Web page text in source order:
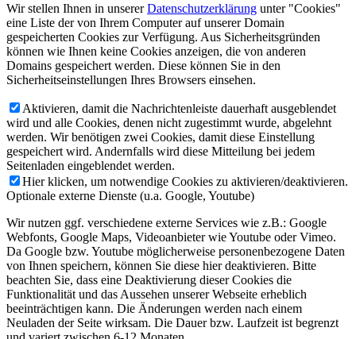
Wir stellen Ihnen in unsererDatenschutzerklärung unter "Cookies"
eine Liste der von Ihrem Computer auf unserer Domain
gespeicherten Cookies zur Verfügung. Aus Sicherheitsgründen
können wie Ihnen keine Cookies anzeigen, die von anderen
Domains gespeichert werden. Diese können Sie in den
Sicherheitseinstellungen Ihres Browsers einsehen.
Aktivieren, damit die Nachrichtenleiste dauerhaft ausgeblendet
wird und alle Cookies, denen nicht zugestimmt wurde, abgelehnt
werden. Wir benötigen zwei Cookies, damit diese Einstellung
gespeichert wird. Andernfalls wird diese Mitteilung bei jedem
Seitenladen eingeblendet werden.
Hier klicken, um notwendige Cookies zu aktivieren/deaktivieren.
Optionale externe Dienste (u.a. Google, Youtube)
Wir nutzen ggf. verschiedene externe Services wie z.B.: Google
Webfonts, Google Maps, Videoanbieter wie Youtube oder Vimeo.
Da Google bzw. Youtube möglicherweise personenbezogene Daten
von Ihnen speichern, können Sie diese hier deaktivieren. Bitte
beachten Sie, dass eine Deaktivierung dieser Cookies die
Funktionalität und das Aussehen unserer Webseite erheblich
beeinträchtigen kann. Die Änderungen werden nach einem
Neuladen der Seite wirksam. Die Dauer bzw. Laufzeit ist begrenzt